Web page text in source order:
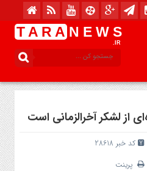
T A R A N E W S
.IR
از لشکر آخرالزمانی است
کد خبر 28618
پرینت